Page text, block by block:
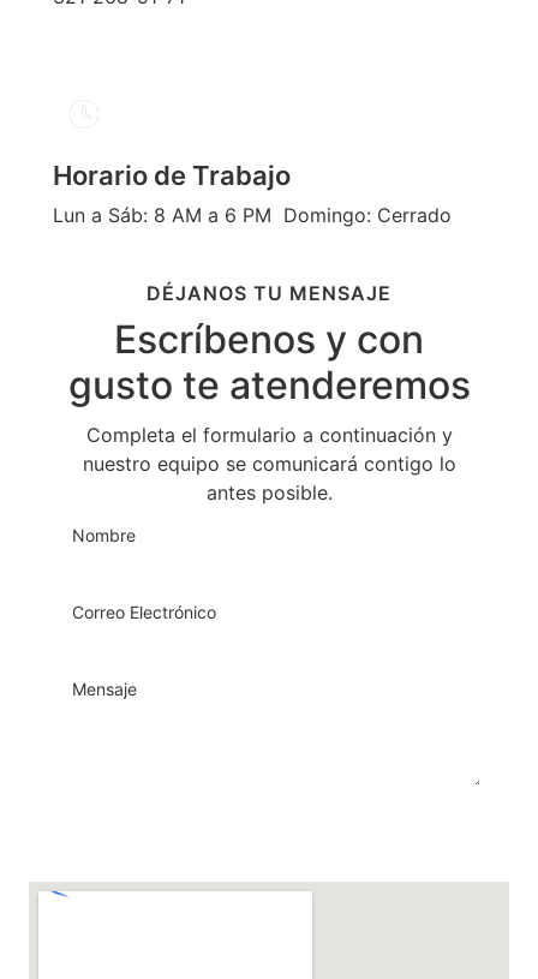
Horario de Trabajo
Lun a Sáb: 8 AM a 6 PM Domingo: Cerrado
DÉJANOS TU MENSAJE
Escríbenos y con
gusto te atenderemos
Completa el formulario a continuación y
nuestro equipo se comunicará contigo lo
antes posible.